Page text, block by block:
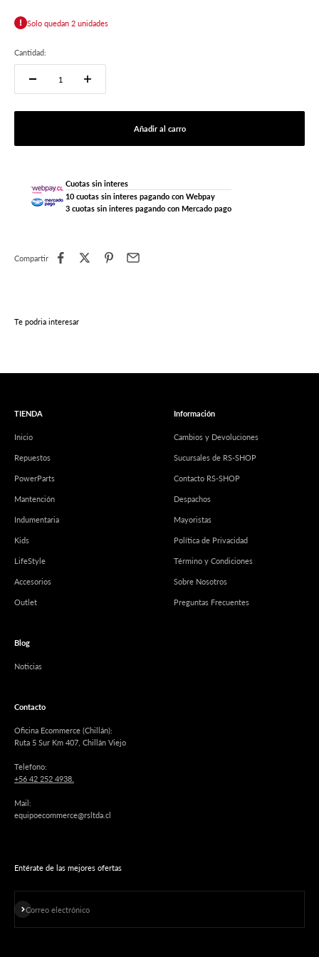
Solo quedan 2 unidades
Cantidad:
Añadir al carro
Cuotas sin interes
10 cuotas sin interes pagando con Webpay
3 cuotas sin interes pagando con Mercado pago
Compartir
Te podria interesar
TIENDA
Inicio
Repuestos
PowerParts
Mantención
Indumentaria
Kids
LifeStyle
Accesorios
Outlet
Información
Cambios y Devoluciones
Sucursales de RS-SHOP
Contacto RS-SHOP
Despachos
Mayoristas
Política de Privacidad
Término y Condiciones
Sobre Nosotros
Preguntas Frecuentes
Blog
Noticias
Contacto
Oficina Ecommerce (Chillán):
Ruta 5 Sur Km 407, Chillán Viejo
Telefono:
+56 42 252 4938.
Mail:
equipoecommerce@rsltda.cl
Entérate de las mejores ofertas
Correo electrónico
Suscribirse